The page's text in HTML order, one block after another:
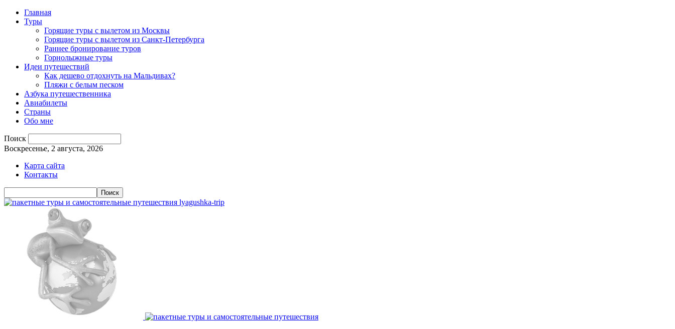
Главная
Туры
Горящие туры с вылетом из Москвы
Горящие туры с вылетом из Санкт-Петербурга
Раннее бронирование туров
Горнолыжные туры
Идеи путешествий
Как дешево отдохнуть на Мальдивах?
Пляжи с белым песком
Азбука путешественника
Авиабилеты
Страны
Обо мне
Поиск
Воскресенье, 2 августа, 2026
Карта сайта
Контакты
lyagushka-trip